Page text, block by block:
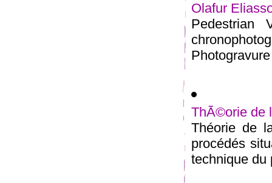
Olafur
Pedestrian
ThÃ©orie de
Théorie de
procédés
technique du